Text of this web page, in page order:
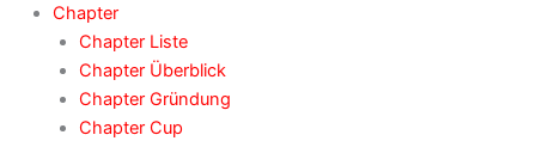
Chapter
Chapter Liste
Chapter Überblick
Chapter Gründung
Chapter Cup